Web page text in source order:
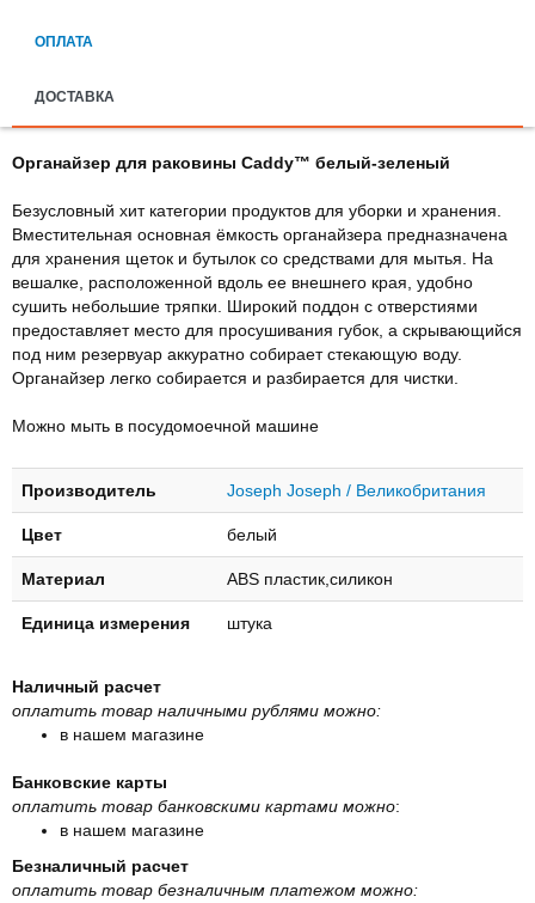
ОПЛАТА
ДОСТАВКА
Органайзер для раковины Caddy™ белый-зеленый
Безусловный хит категории продуктов для уборки и хранения.
Вместительная основная ёмкость органайзера предназначена
для хранения щеток и бутылок со средствами для мытья. На
вешалке, расположенной вдоль ее внешнего края, удобно
сушить небольшие тряпки. Широкий поддон с отверстиями
предоставляет место для просушивания губок, а скрывающийся
под ним резервуар аккуратно собирает стекающую воду.
Органайзер легко собирается и разбирается для чистки.
Можно мыть в посудомоечной машине
Производитель Joseph Joseph / Великобритания
Цвет белый
Материал ABS пластик,силикон
Единица измерения штука
Наличный расчет
оплатить товар наличными рублями можно:
в нашем магазине
Банковские карты
оплатить товар банковскими картами можно:
в нашем магазине
Безналичный расчет
оплатить товар безналичным платежом можно: